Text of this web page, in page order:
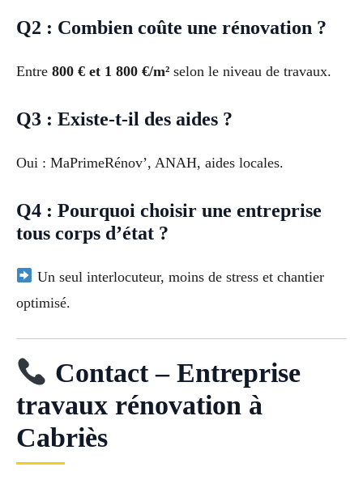
Q2 : Combien coûte une rénovation ?
Entre 800 € et 1 800 €/m² selon le niveau de travaux.
Q3 : Existe-t-il des aides ?
Oui : MaPrimeRénov’, ANAH, aides locales.
Q4 : Pourquoi choisir une entreprise
tous corps d’état ?
Un seul interlocuteur, moins de stress et chantier
optimisé.
Contact – Entreprise
travaux rénovation à
Cabriès